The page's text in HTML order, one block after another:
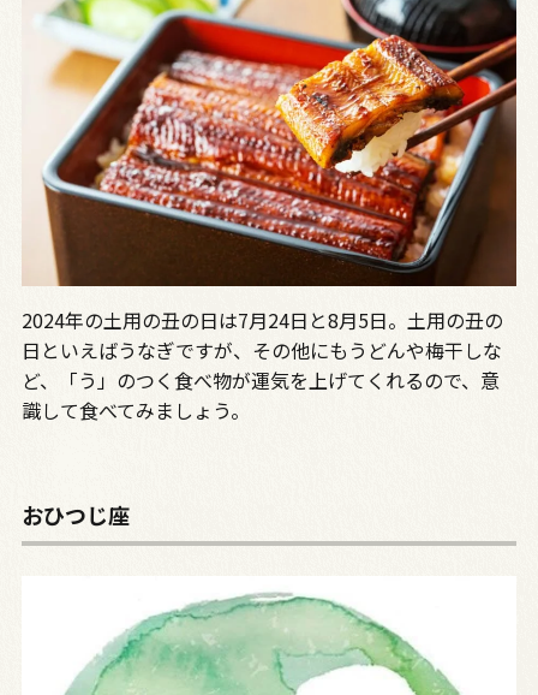
2024年の土用の丑の日は7月24日と8月5日。土用の丑の
日といえばうなぎですが、その他にもうどんや梅干しな
ど、「う」のつく食べ物が運気を上げてくれるので、意
識して食べてみましょう。
おひつじ座